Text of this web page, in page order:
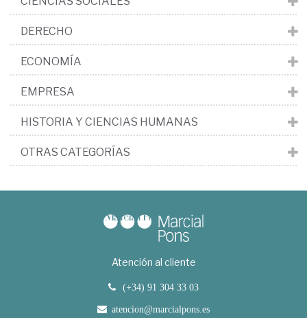
DERECHO
ECONOMÍA
EMPRESA
HISTORIA Y CIENCIAS HUMANAS
OTRAS CATEGORÍAS
Atención al cliente
(+34) 91 304 33 03
atencion@marcialpons.es